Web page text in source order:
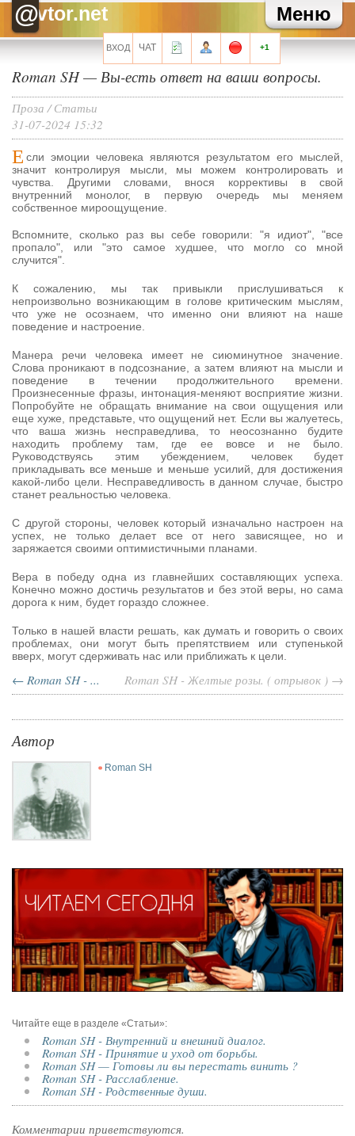
Меню
@vtor.net
Зайка
Как там твоя карьера?
Зайка
Хаммер, привет!
Хелла Черноушева
И трехведерная клизма для профилактики
Художнику тоже иногда нужен окулист...
Запомнить?
Регистрация
Забыли свой пароль?
Перейти на полную версию
ВХОД ЧАТ +1
Roman SH— Вы-есть ответ на ваши вопросы.
Проза /Статьи
31-07-2024 15:32
Е сли эмоции человека являются результатом его мыслей,
значит контролируя мысли, мы можем контролировать и
чувства. Другими словами, внося коррективы в свой
внутренний монолог, в первую очередь мы меняем
собственное мироощущение.
Вспомните, сколько раз вы себе говорили: "я идиот", "все
пропало", или "это самое худшее, что могло со мной
случится".
К сожалению, мы так привыкли прислушиваться к
непроизвольно возникающим в голове критическим мыслям,
что уже не осознаем, что именно они влияют на наше
поведение и настроение.
Манера речи человека имеет не сиюминутное значение.
Слова проникают в подсознание, а затем влияют на мысли и
поведение в течении продолжительного времени.
Произнесенные фразы, интонация-меняют восприятие жизни.
Попробуйте не обращать внимание на свои ощущения или
еще хуже, представьте, что ощущений нет. Если вы жалуетесь,
что ваша жизнь несправедлива, то неосознанно будите
находить проблему там, где ее вовсе и не было.
Руководствуясь этим убеждением, человек будет
прикладывать все меньше и меньше усилий, для достижения
какой-либо цели. Несправедливость в данном случае, быстро
станет реальностью человека.
С другой стороны, человек который изначально настроен на
успех, не только делает все от него зависящее, но и
заряжается своими оптимистичными планами.
Вера в победу одна из главнейших составляющих успеха.
Конечно можно достичь результатов и без этой веры, но сама
дорога к ним, будет гораздо сложнее.
Только в нашей власти решать, как думать и говорить о своих
проблемах, они могут быть препятствием или ступенькой
вверх, могут сдерживать нас или приближать к цели.
Roman SH - Желтые розы. ( отрывок ) →
← Roman SH - ...
Автор
Roman SH
Читайте еще в разделе «Статьи»:
Roman SH - Внутренний и внешний диалог.
Roman SH - Принятие и уход от борьбы.
Roman SH — Готовы ли вы перестать винить ?
Roman SH - Расслабление.
Roman SH - Родственные души.
Комментарии приветствуются.